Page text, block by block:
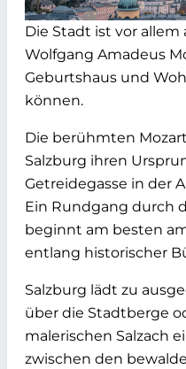
Die Stadt ist vor allem
Wolfgang Amadeus
Geburtshaus und
können.
Die berühmten
Salzburg ihren
Getreidegasse in der
Ein Rundgang durch
beginnt am besten
entlang historischer
Salzburg lädt zu
über die Stadtberge
malerischen Salzach
zwischen den